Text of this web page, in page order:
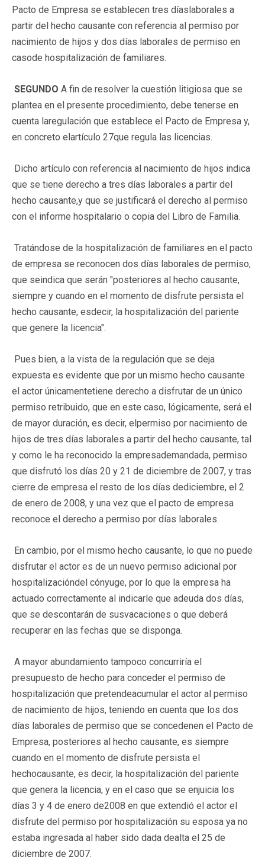
Pacto de Empresa se establecen tres díaslaborales a
partir del hecho causante con referencia al permiso por
nacimiento de hijos y dos días laborales de permiso en
casode hospitalización de familiares.
SEGUNDO A fin de resolver la cuestión litigiosa que se
plantea en el presente procedimiento, debe tenerse en
cuenta laregulación que establece el Pacto de Empresa y,
en concreto elartículo 27que regula las licencias.
Dicho artículo con referencia al nacimiento de hijos indica
que se tiene derecho a tres días laborales a partir del
hecho causante,y que se justificará el derecho al permiso
con el informe hospitalario o copia del Libro de Familia.
Tratándose de la hospitalización de familiares en el pacto
de empresa se reconocen dos días laborales de permiso,
que seindica que serán "posteriores al hecho causante,
siempre y cuando en el momento de disfrute persista el
hecho causante, esdecir, la hospitalización del pariente
que genere la licencia".
Pues bien, a la vista de la regulación que se deja
expuesta es evidente que por un mismo hecho causante
el actor únicamentetiene derecho a disfrutar de un único
permiso retribuido, que en este caso, lógicamente, será el
de mayor duración, es decir, elpermiso por nacimiento de
hijos de tres días laborales a partir del hecho causante, tal
y como le ha reconocido la empresademandada, permiso
que disfrutó los días 20 y 21 de diciembre de 2007, y tras
cierre de empresa el resto de los días dediciembre, el 2
de enero de 2008, y una vez que el pacto de empresa
reconoce el derecho a permiso por días laborales.
En cambio, por el mismo hecho causante, lo que no puede
disfrutar el actor es de un nuevo permiso adicional por
hospitalizacióndel cónyuge, por lo que la empresa ha
actuado correctamente al indicarle que adeuda dos días,
que se descontarán de susvacaciones o que deberá
recuperar en las fechas que se disponga.
A mayor abundamiento tampoco concurriría el
presupuesto de hecho para conceder el permiso de
hospitalización que pretendeacumular el actor al permiso
de nacimiento de hijos, teniendo en cuenta que los dos
días laborales de permiso que se concedenen el Pacto de
Empresa, posteriores al hecho causante, es siempre
cuando en el momento de disfrute persista el
hechocausante, es decir, la hospitalización del pariente
que genera la licencia, y en el caso que se enjuicia los
días 3 y 4 de enero de2008 en que extendió el actor el
disfrute del permiso por hospitalización su esposa ya no
estaba ingresada al haber sido dada dealta el 25 de
diciembre de 2007.